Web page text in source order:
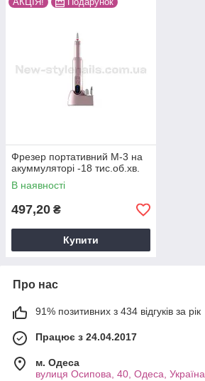
Фрезер портативний М-3 на
акуммуляторі -18 тис.об.хв.
В наявності
497,20 ₴
Купити
Про нас
91% позитивних з 434 відгуків за рік
Працює з 24.04.2017
м. Одеса
вулиця Осипова, 40, Одеса, Україна